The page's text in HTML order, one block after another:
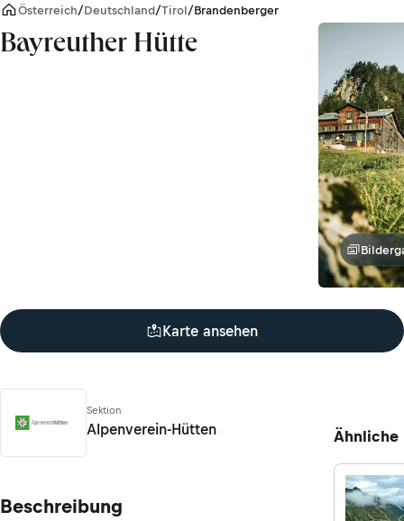
Österreich/Deutschland/Tirol/Brandenberger Alpen
Bayreuther Hütte
Karte ansehen
Sektion
Alpenverein-Hütten
Beschreibung
Ähnliche